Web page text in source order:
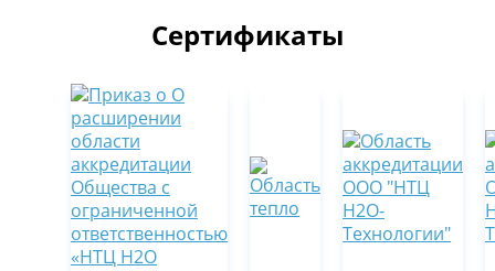
Сертификаты